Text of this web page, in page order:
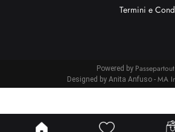
Termini e
Powered by Passepartout
Designed by Anita Anfuso - MA